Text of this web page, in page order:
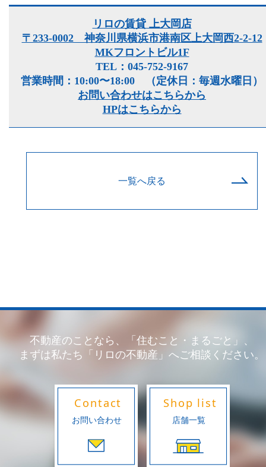
リロの賃貸 上大岡店
〒233-0002 神奈川県横浜市港南区上大岡西2-2-12
MKフロントビル1F
TEL：045-752-9167
営業時間：10:00〜18:00 （定休日：毎週水曜日）
お問い合わせはこちらから
HPはこちらから
一覧へ戻る
不動産のことなら、「住むこと・まるごと」、
まずは私たち「リロの不動産」へご相談ください。